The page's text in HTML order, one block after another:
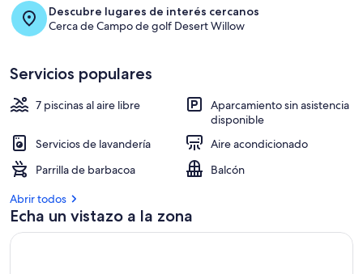
Descubre lugares de interés cercanos
Cerca de Campo de golf Desert Willow
Servicios populares
7 piscinas al aire libre
Aparcamiento sin asistencia
disponible
Servicios de lavandería
Aire acondicionado
Parrilla de barbacoa
Balcón
Abrir todos
Echa un vistazo a la zona